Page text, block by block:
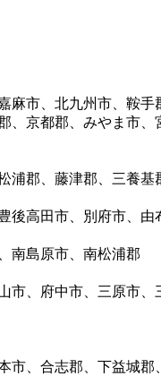
市、北九州市、鞍手
、京都郡、みやま市
浦郡、藤津郡、三養基
後高田市、別府市、由
南島原市、南松浦郡
市、府中市、三原市、
市、合志郡、下益城